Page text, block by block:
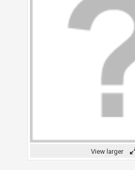
View larger